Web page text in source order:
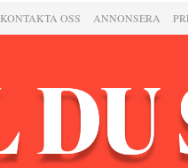
KONTAKTA OSS ANNONSERA